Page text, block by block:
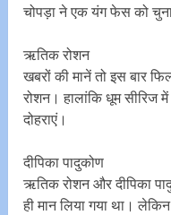
चोपड़ा ने एक यंग फेस को
ऋतिक रोशन
खबरों की मानें तो इस बार
रोशन। हालांकि धूम सीरिज
दोहराएं।
दीपिका पादुकोण
ऋतिक रोशन और दीपिका
ही मान लिया गया था।